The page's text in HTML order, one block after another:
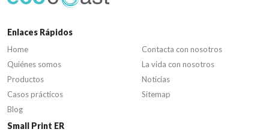
Enlaces Rápidos
Home
Quiénes somos
Productos
Casos prácticos
Blog
Contacta con nosotros
La vida con nosotros
Noticias
Sitemap
Small Print ER